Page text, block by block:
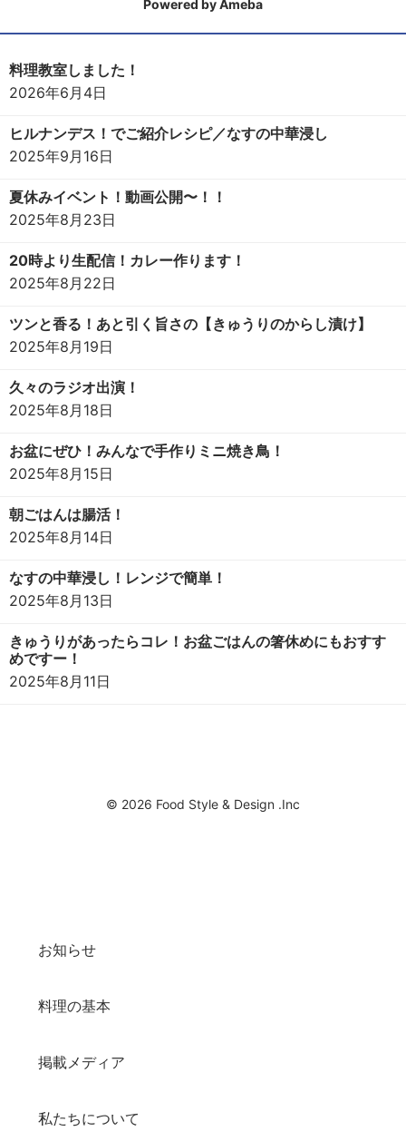
Powered by Ameba
料理教室しました！
2026年6月4日
ヒルナンデス！でご紹介レシピ／なすの中華浸し
2025年9月16日
夏休みイベント！動画公開〜！！
2025年8月23日
20時より生配信！カレー作ります！
2025年8月22日
ツンと香る！あと引く旨さの【きゅうりのからし漬け】
2025年8月19日
久々のラジオ出演！
2025年8月18日
お盆にぜひ！みんなで手作りミニ焼き鳥！
2025年8月15日
朝ごはんは腸活！
2025年8月14日
なすの中華浸し！レンジで簡単！
2025年8月13日
きゅうりがあったらコレ！お盆ごはんの箸休めにもおすす
めですー！
2025年8月11日
© 2026 Food Style & Design .Inc
お知らせ
料理の基本
掲載メディア
私たちについて